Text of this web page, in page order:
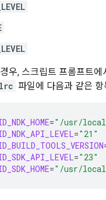
우, 스크립트 프롬프트
파일에 다음과 같은
="/usr/
="21"
="23"
="/usr/